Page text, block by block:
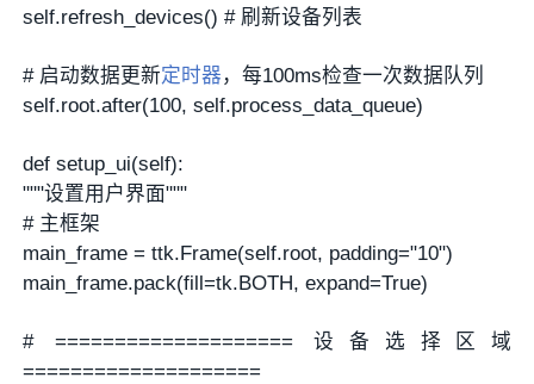
self.refresh_devices() # 刷新设备列表
# 启动数据更新定时器 ，每100ms检查一次数据队列
self.root.after(100, self.process_data_queue)
def setup_ui(self):
"""设置用户界面"""
# 主框架
main_frame = ttk.Frame(self.root, padding="10")
main_frame.pack(fill=tk.BOTH, expand=True)
# ==================== 设备选择区域
====================